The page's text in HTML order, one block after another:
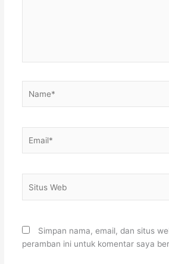
Web
Simpan nama, email, dan situs
peramban ini untuk komentar saya